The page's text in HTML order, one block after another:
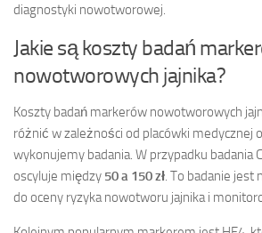
diagnostyki nowotworowej.
Jakie są koszty badań
nowotworowych jajnika?
Koszty badań markerów nowotworowych
różnić w zależności od placówki medycznej
wykonujemy badania. W przypadku badania
oscyluje między 50 a 150 zł. To badanie jest
do oceny ryzyka nowotworu jajnika i